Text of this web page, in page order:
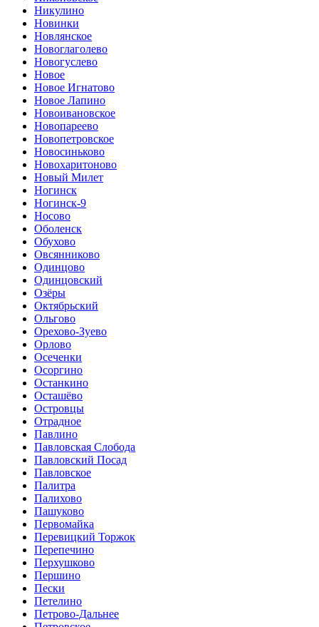
Никулино
Новинки
Новлянское
Новоглаголево
Новогуслево
Новое
Новое Игнатово
Новое Лапино
Новоивановское
Новопареево
Новопетровское
Новосиньково
Новохаритоново
Новый Милет
Ногинск
Ногинск-9
Носово
Оболенск
Обухово
Овсянниково
Одинцово
Одинцовский
Озёры
Октябрьский
Ольгово
Орехово-Зуево
Орлово
Осеченки
Осоргино
Останкино
Осташёво
Островцы
Отрадное
Павлино
Павловская Слобода
Павловский Посад
Павловское
Палитра
Палихово
Пашуково
Первомайка
Перевицкий Торжок
Перепечино
Перхушково
Першино
Пески
Петелино
Петрово-Дальнее